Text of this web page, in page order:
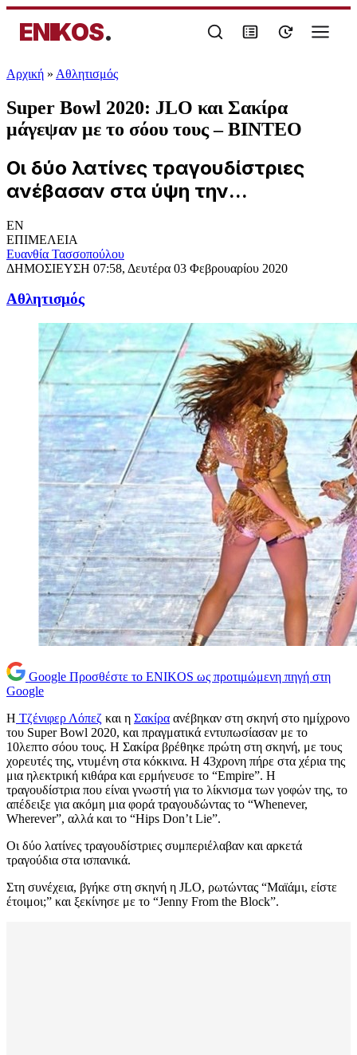
ENIKOS.
Αρχική » Αθλητισμός
Super Bowl 2020: JLO και Σακίρα
μάγεψαν με το σόου τους – ΒΙΝΤΕΟ
Οι δύο λατίνες τραγουδίστριες
ανέβασαν στα ύψη την...
EN
ΕΠΙΜΕΛΕΙΑ
Ευανθία Τασσοπούλου
ΔΗΜΟΣΙΕΥΣΗ 07:58, Δευτέρα 03 Φεβρουαρίου 2020
Αθλητισμός
Google Προσθέστε το ENIKOS ως προτιμώμενη πηγή στη
Google
Η Τζένιφερ Λόπεζ και η Σακίρα ανέβηκαν στη σκηνή στο ημίχρονο
του Super Bowl 2020, και πραγματικά εντυπωσίασαν με το
10λεπτο σόου τους. Η Σακίρα βρέθηκε πρώτη στη σκηνή, με τους
χορευτές της, ντυμένη στα κόκκινα. Η 43χρονη πήρε στα χέρια της
μια ηλεκτρική κιθάρα και ερμήνευσε το “Empire”. Η
τραγουδίστρια που είναι γνωστή για το λίκνισμα των γοφών της, το
απέδειξε για ακόμη μια φορά τραγουδώντας το “Whenever,
Wherever”, αλλά και το “Hips Don’t Lie”.
Οι δύο λατίνες τραγουδίστριες συμπεριέλαβαν και αρκετά
τραγούδια στα ισπανικά.
Στη συνέχεια, βγήκε στη σκηνή η JLO, ρωτώντας “Μαϊάμι, είστε
έτοιμοι;” και ξεκίνησε με το “Jenny From the Block”.